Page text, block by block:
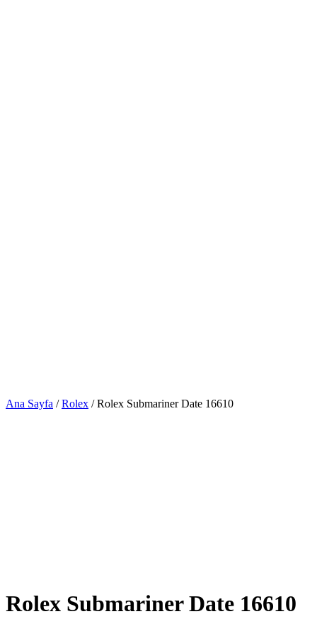
Ana Sayfa /Rolex / Rolex Submariner Date 16610
Rolex Submariner Date 16610